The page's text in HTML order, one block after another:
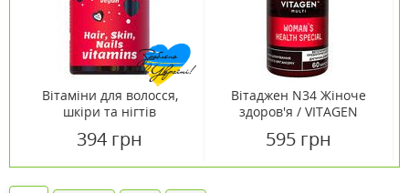
Вітаміни для волосся,
шкіри та нігтів
№60
394 грн
Вітаджен N34 Жіноче
здоров'я / VITAGEN
капсули №60
595 грн